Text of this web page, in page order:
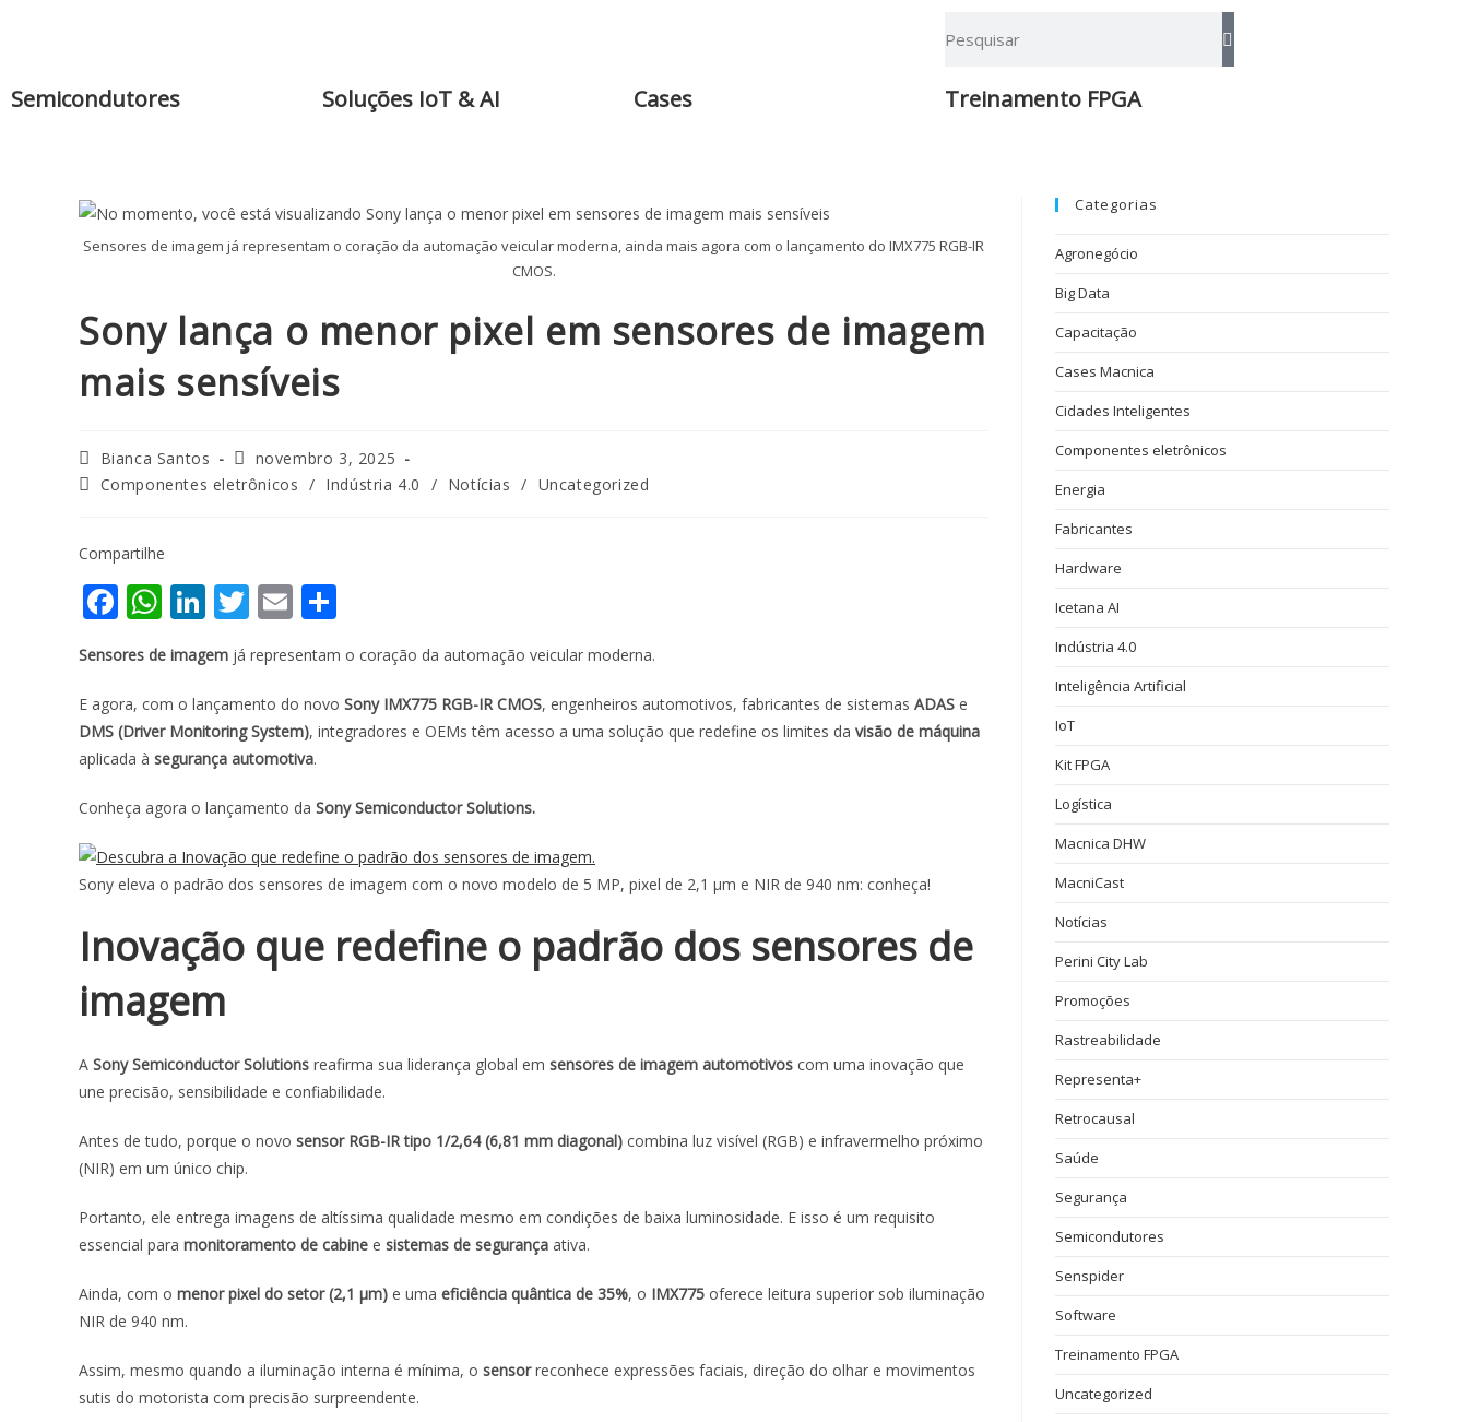
Semicondutores Soluções IoT & AI Cases Treinamento FPGA​
Sensores de imagem já representam o coração da automação veicular moderna, ainda mais agora com o lançamento do IMX775 RGB-IR
CMOS.
Sony lança o menor pixel em sensores de imagem
mais sensíveis
Bianca Santos
novembro 3, 2025
Componentes eletrônicos / Indústria 4.0 / Notícias / Uncategorized
Compartilhe
F
e
b
o
o
k
W
h
at
s
A
p
p
Li
k
e
dI
n
T
itt
er
E
ai
l
ar
e
Sensores de imagem já representam o coração da automação veicular moderna.
E agora, com o lançamento do novo Sony IMX775 RGB-IR CMOS, engenheiros automotivos, fabricantes de sistemas ADAS e
DMS (Driver Monitoring System), integradores e OEMs têm acesso a uma solução que redefine os limites da visão de máquina
aplicada à segurança automotiva.
Conheça agora o lançamento da Sony Semiconductor Solutions.
Sony eleva o padrão dos sensores de imagem com o novo modelo de 5 MP, pixel de 2,1 µm e NIR de 940 nm: conheça!
Inovação que redefine o padrão dos sensores de
imagem
A Sony Semiconductor Solutions reafirma sua liderança global em sensores de imagem automotivos com uma inovação que
une precisão, sensibilidade e confiabilidade.
Antes de tudo, porque o novo sensor RGB-IR tipo 1/2,64 (6,81 mm diagonal) combina luz visível (RGB) e infravermelho próximo
(NIR) em um único chip.
Portanto, ele entrega imagens de altíssima qualidade mesmo em condições de baixa luminosidade. E isso é um requisito
essencial para monitoramento de cabine e sistemas de segurança ativa.
Ainda, com o menor pixel do setor (2,1 µm) e uma eficiência quântica de 35%, o IMX775 oferece leitura superior sob iluminação
NIR de 940 nm.
Assim, mesmo quando a iluminação interna é mínima, o sensorreconhece expressões faciais, direção do olhar e movimentos
sutis do motorista com precisão surpreendente.
Categorias
Agronegócio
Big Data
Capacitação
Cases Macnica
Cidades Inteligentes
Componentes eletrônicos
Energia
Fabricantes
Hardware
Icetana AI
Indústria 4.0
Inteligência Artificial
IoT
Kit FPGA
Logística
Macnica DHW
MacniCast
Notícias
Perini City Lab
Promoções
Rastreabilidade
Representa+
Retrocausal
Saúde
Segurança
Semicondutores
Senspider
Software
Treinamento FPGA
Uncategorized